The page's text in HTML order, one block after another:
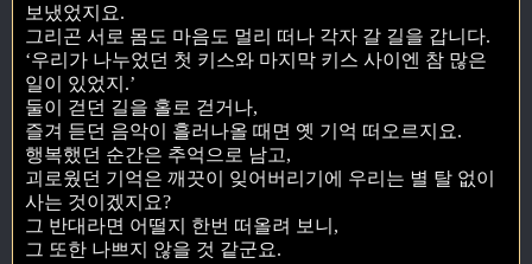
보냈었지요.
그리곤 서로 몸도 마음도 멀리 떠나 각자 갈 길을 갑니다.
‘우리가 나누었던 첫 키스와 마지막 키스 사이엔 참 많은
일이 있었지.’
둘이 걷던 길을 홀로 걷거나,
즐겨 듣던 음악이 흘러나올 때면 옛 기억 떠오르지요.
행복했던 순간은 추억으로 남고,
괴로웠던 기억은 깨끗이 잊어버리기에 우리는 별 탈 없이
사는 것이겠지요?
그 반대라면 어떨지 한번 떠올려 보니,
그 또한 나쁘지 않을 것 같군요.